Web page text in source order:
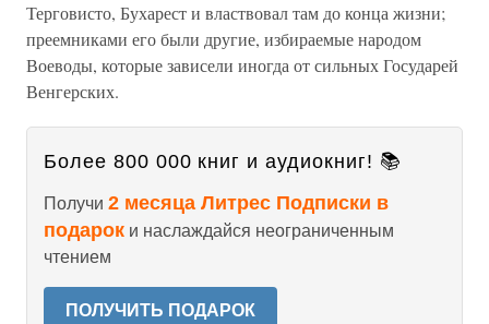
Терговисто, Бухарест и властвовал там до конца жизни;
преемниками его были другие, избираемые народом
Воеводы, которые зависели иногда от сильных Государей
Венгерских.
Более 800 000 книг и аудиокниг! 📚
Получи 2 месяца Литрес Подписки в
подарок и наслаждайся неограниченным
чтением
ПОЛУЧИТЬ ПОДАРОК